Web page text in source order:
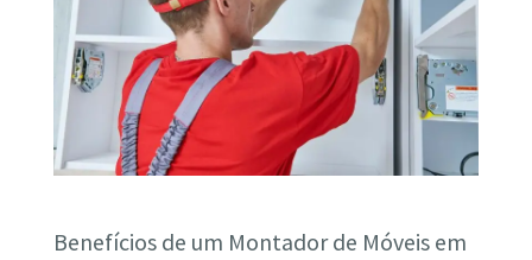
Benefícios de um Montador de Móveis em